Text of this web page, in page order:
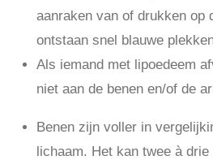
aanraken van of drukken op
ontstaan snel blauwe
Als iemand met lipoedeem
niet aan de benen en/of de
Benen zijn voller in
lichaam. Het kan twee à